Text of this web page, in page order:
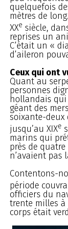
quelquefois
mètres de
XXe siècle,
reprises un
C’était un «
d’aileron
Ceux qui ont
Quant au
personnes
hollandais
géant des
soixante-deux
jusqu’au XIXe
marins qui
près de
n’avaient pas
Contentons-
période
officiers du
trente milles à
corps était